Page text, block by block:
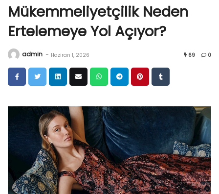
Mükemmeliyetçilik Neden
Ertelemeye Yol Açıyor?
admin - Haziran 1, 2026 69 0